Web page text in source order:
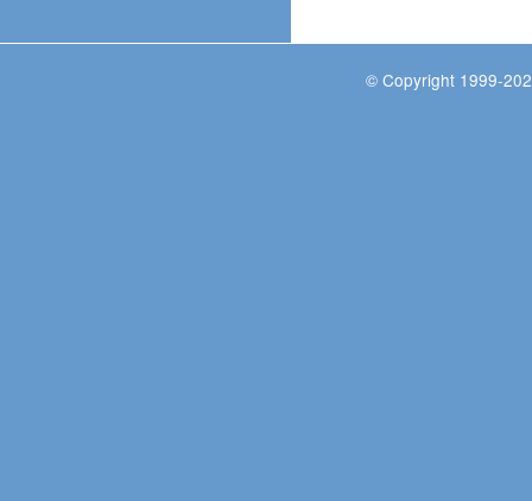
© Copyright 1999-